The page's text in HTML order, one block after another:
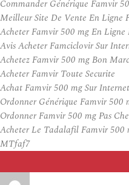
Commander Générique Famvir
Meilleur Site De Vente En Ligne
Acheter Famvir 500 mg En Ligne
Avis Acheter Famciclovir Sur
Achetez Famvir 500 mg Bon
Acheter Famvir Toute Securite
Achat Famvir 500 mg Sur
Ordonner Générique Famvir 500
Ordonner Famvir 500 mg Pas
Acheter Le Tadalafil Famvir 500
MTfaf7